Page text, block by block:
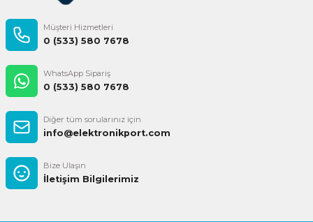
Müşteri Hizmetleri
0 (533) 580 7678
WhatsApp Sipariş
0 (533) 580 7678
Diğer tüm sorularınız için
info@elektronikport.com
Bize Ulaşın
İletişim Bilgilerimiz